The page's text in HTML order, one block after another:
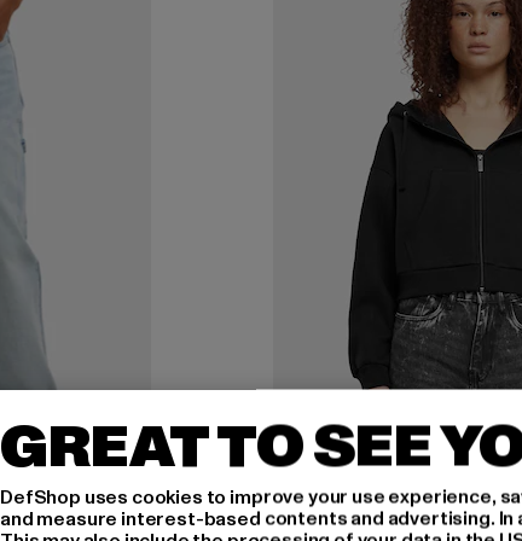
KARL KANI
Small Signature
GREAT TO SEE
DefShop uses cookies to improve your use experience,
and measure interest-based contents and advertising.